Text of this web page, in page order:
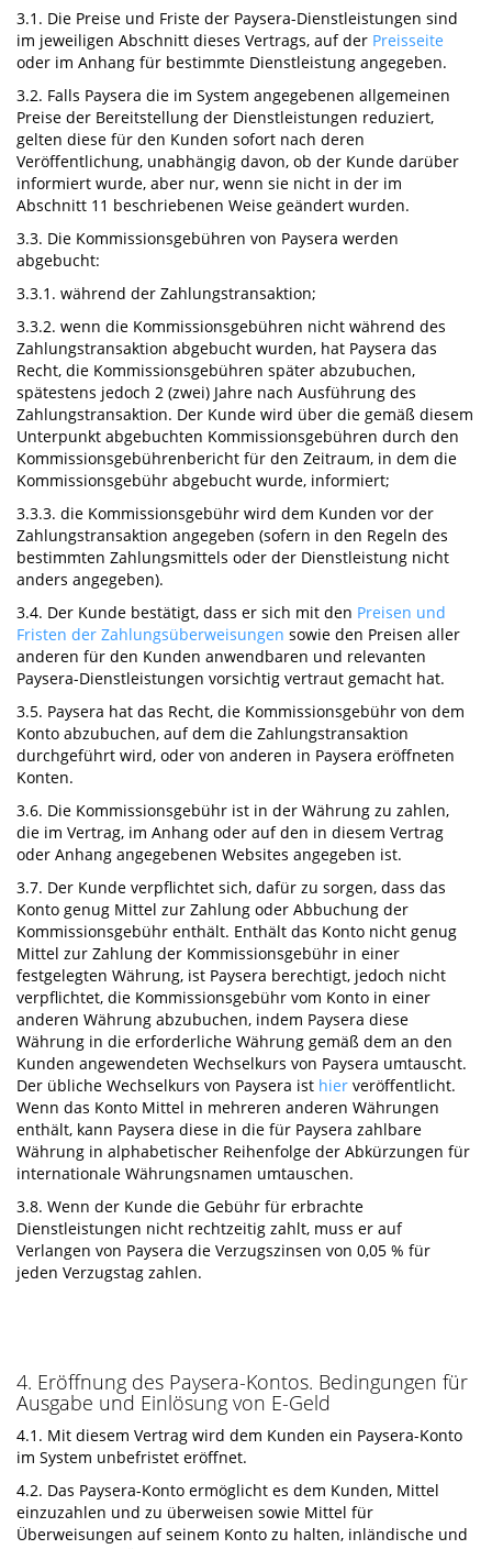
3.1. Die Preise und Friste der Paysera-Dienstleistungen sind
im jeweiligen Abschnitt dieses Vertrags, auf der Preisseite
oder im Anhang für bestimmte Dienstleistung angegeben.
3.2. Falls Paysera die im System angegebenen allgemeinen
Preise der Bereitstellung der Dienstleistungen reduziert,
gelten diese für den Kunden sofort nach deren
Veröffentlichung, unabhängig davon, ob der Kunde darüber
informiert wurde, aber nur, wenn sie nicht in der im
Abschnitt 11 beschriebenen Weise geändert wurden.
3.3. Die Kommissionsgebühren von Paysera werden
abgebucht:
3.3.1. während der Zahlungstransaktion;
3.3.2. wenn die Kommissionsgebühren nicht während des
Zahlungstransaktion abgebucht wurden, hat Paysera das
Recht, die Kommissionsgebühren später abzubuchen,
spätestens jedoch 2 (zwei) Jahre nach Ausführung des
Zahlungstransaktion. Der Kunde wird über die gemäß diesem
Unterpunkt abgebuchten Kommissionsgebühren durch den
Kommissionsgebührenbericht für den Zeitraum, in dem die
Kommissionsgebühr abgebucht wurde, informiert;
3.3.3. die Kommissionsgebühr wird dem Kunden vor der
Zahlungstransaktion angegeben (sofern in den Regeln des
bestimmten Zahlungsmittels oder der Dienstleistung nicht
anders angegeben).
3.4. Der Kunde bestätigt, dass er sich mit den Preisen und
Fristen der Zahlungsüberweisungen sowie den Preisen aller
anderen für den Kunden anwendbaren und relevanten
Paysera-Dienstleistungen vorsichtig vertraut gemacht hat.
3.5. Paysera hat das Recht, die Kommissionsgebühr von dem
Konto abzubuchen, auf dem die Zahlungstransaktion
durchgeführt wird, oder von anderen in Paysera eröffneten
Konten.
3.6. Die Kommissionsgebühr ist in der Währung zu zahlen,
die im Vertrag, im Anhang oder auf den in diesem Vertrag
oder Anhang angegebenen Websites angegeben ist.
3.7. Der Kunde verpflichtet sich, dafür zu sorgen, dass das
Konto genug Mittel zur Zahlung oder Abbuchung der
Kommissionsgebühr enthält. Enthält das Konto nicht genug
Mittel zur Zahlung der Kommissionsgebühr in einer
festgelegten Währung, ist Paysera berechtigt, jedoch nicht
verpflichtet, die Kommissionsgebühr vom Konto in einer
anderen Währung abzubuchen, indem Paysera diese
Währung in die erforderliche Währung gemäß dem an den
Kunden angewendeten Wechselkurs von Paysera umtauscht.
Der übliche Wechselkurs von Paysera ist hier veröffentlicht.
Wenn das Konto Mittel in mehreren anderen Währungen
enthält, kann Paysera diese in die für Paysera zahlbare
Währung in alphabetischer Reihenfolge der Abkürzungen für
internationale Währungsnamen umtauschen.
3.8. Wenn der Kunde die Gebühr für erbrachte
Dienstleistungen nicht rechtzeitig zahlt, muss er auf
Verlangen von Paysera die Verzugszinsen von 0,05 % für
jeden Verzugstag zahlen.
4. Eröffnung des Paysera-Kontos. Bedingungen für
Ausgabe und Einlösung von E-Geld
4.1. Mit diesem Vertrag wird dem Kunden ein Paysera-Konto
im System unbefristet eröffnet.
4.2. Das Paysera-Konto ermöglicht es dem Kunden, Mittel
einzuzahlen und zu überweisen sowie Mittel für
Überweisungen auf seinem Konto zu halten, inländische und